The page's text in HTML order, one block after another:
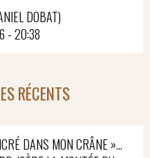
DOBAT)
- 20:38
RÉCENTS
DANS MON CRÂNE »…